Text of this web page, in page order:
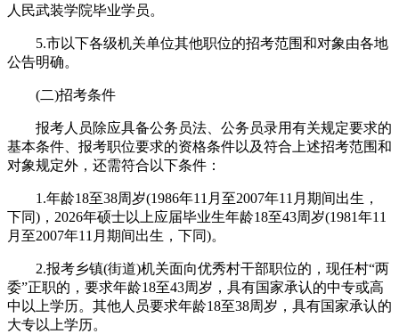
人民武装学院毕业学员。
5.市以下各级机关单位其他职位的招考范围和对象由各地
公告明确。
(二)招考条件
报考人员除应具备公务员法、公务员录用有关规定要求的
基本条件、报考职位要求的资格条件以及符合上述招考范围和
对象规定外，还需符合以下条件：
1.年龄18至38周岁(1986年11月至2007年11月期间出生，
下同)，2026年硕士以上应届毕业生年龄18至43周岁(1981年11
月至2007年11月期间出生，下同)。
2.报考乡镇(街道)机关面向优秀村干部职位的，现任村“两
委”正职的，要求年龄18至43周岁，具有国家承认的中专或高
中以上学历。其他人员要求年龄18至38周岁，具有国家承认的
大专以上学历。